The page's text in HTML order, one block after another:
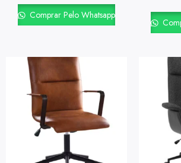
Comprar Pelo Whatsapp